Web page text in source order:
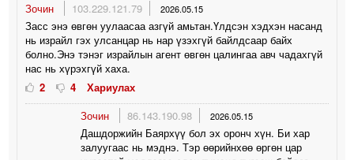
Зочин
103.229.121.79 2026.05.15
Засс энэ өвгөн уулаасаа азгүй амьтан.Үлдсэн хэдхэн насанд
нь израйл гэх улсанцар нь нар үзэхгүй байлдсаар байх
болно.Энэ тэнэг израйлын агент өвгөн цалингаа авч чадахгүй
нас нь хүрэхгүй хаха.
2
4
Хариулах
Зочин
86.143.190.98 2026.05.15
Дашдоржийн Баярхүү бол эх оронч хүн. Би хар
залуугаас нь мэднэ. Тэр өөрийнхөө өргөн цар